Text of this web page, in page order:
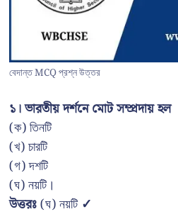
বেদান্ত MCQ প্রশ্ন উত্তর
১। ভারতীয় দর্শনে মোট সম্প্রদায় হল
(ক) তিনটি
(খ) চারটি
(গ) দশটি
(ঘ) নয়টি।
উত্তরঃ(ঘ) নয়টি ✓